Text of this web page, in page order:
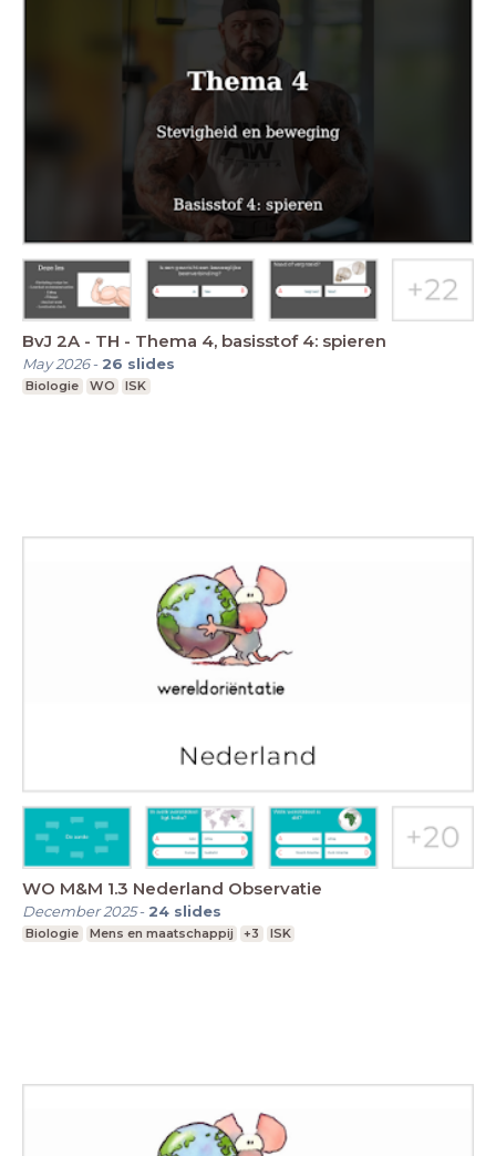
BvJ 2A - TH - Thema 4, basisstof 4: spieren
May 2026- 26 slides
Biologie WO ISK
WO M&M 1.3 Nederland Observatie
December 2025- 24 slides
Biologie Mens en maatschappij +3 ISK